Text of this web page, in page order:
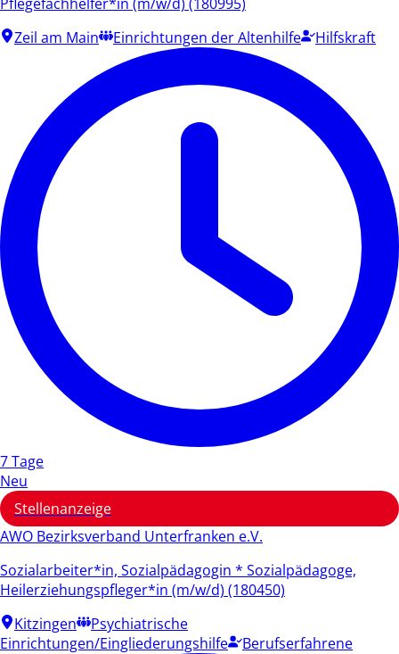
Zeil am Main
Einrichtungen der Altenhilfe Hilfskraft
7 Tage
Neu
Stellenanzeige
AWO Bezirksverband Unterfranken e.V.
Sozialarbeiter*in, Sozialpädagogin * Sozialpädagoge,
Heilerziehungspfleger*in (m/w/d) (180450)
Kitzingen
Psychiatrische
Einrichtungen/Eingliederungshilfe
Berufserfahrene